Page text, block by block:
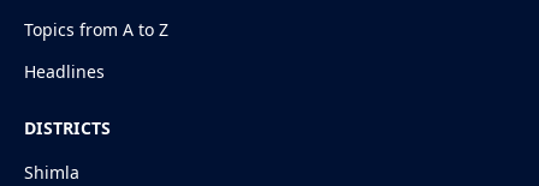
Topics from A to Z
Headlines
DISTRICTS
Shimla